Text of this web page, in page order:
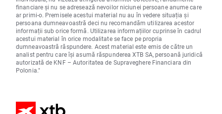
financiare și nu se adresează nevoilor niciunei persoane anume care
ar primi-o. Premisele acestui material nu au în vedere situația și
persoana dumneavoastră deci nu recomandăm utilizarea acestor
informații sub orice formă. Utilizarea informațiilor cuprinse în cadrul
acestui material în orice modalitate se face pe propria
dumneavoastră răspundere. Acest material este emis de către un
analist pentru care își asumă răspunderea XTB SA, persoană juridică
autorizată de KNF – Autoritatea de Supraveghere Financiara din
Polonia."